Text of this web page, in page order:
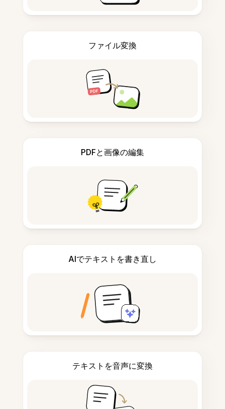
ファイル変換
PDFと画像の編集
AIでテキストを書き直し
テキストを音声に変換